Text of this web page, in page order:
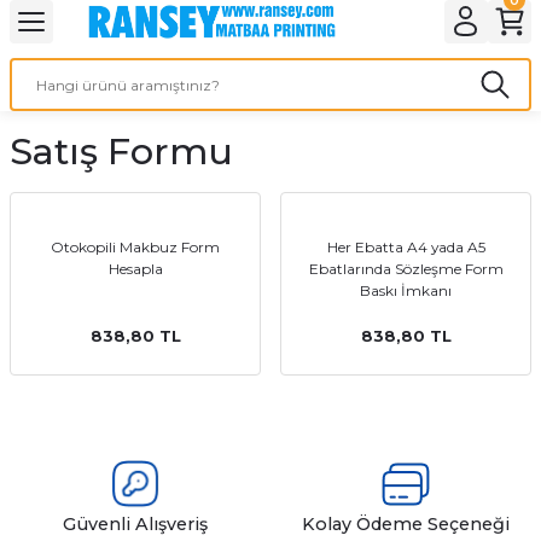
Geri Dön
Geri Dön
Geri Dön
Geri Dön
Ürünleri
Geri Dön
Geri Dön
Geri Dön
Satış Formu
Otokopili Makbuz Form
Hesapla
838,80 TL
Her Ebatta A4 yada A5
Ebatlarında Sözleşme Form
Baskı İmkanı
838,80 TL
Güvenli Alışveriş Kolay Ödeme Seçeneği